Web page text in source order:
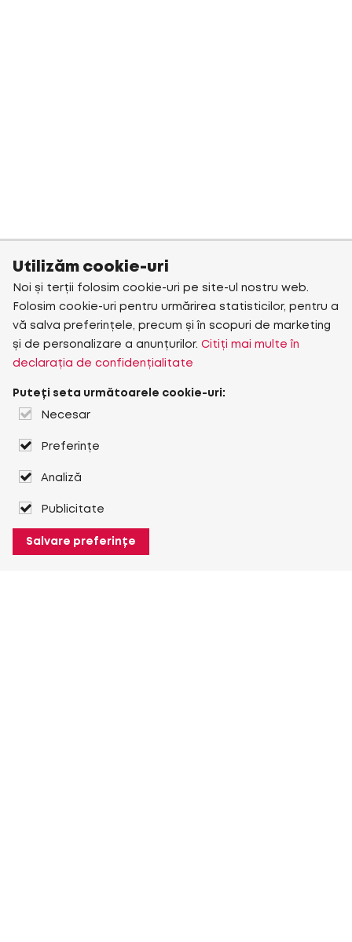
Utilizăm cookie-uri
Noi și terții folosim cookie-uri pe site-ul nostru web.
Folosim cookie-uri pentru urmărirea statisticilor, pentru a
vă salva preferințele, precum și în scopuri de marketing
și de personalizare a anunțurilor. Citiți mai multe în
declarația de confidențialitate
Puteți seta următoarele cookie-uri:
Necesar
Preferințe
Analiză
Publicitate
Salvare preferințe